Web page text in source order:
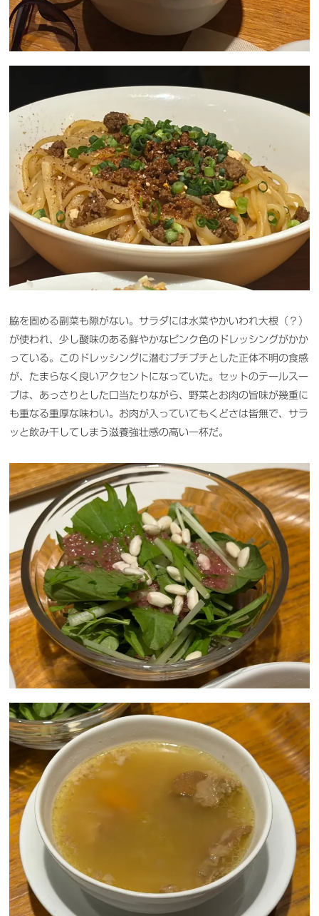
脇を固める副菜も隙がない。サラダには水菜やかいわれ大根（？）
が使われ、少し酸味のある鮮やかなピンク色のドレッシングがかか
っている。このドレッシングに潜むプチプチとした正体不明の食感
が、たまらなく良いアクセントになっていた。セットのテールスー
プは、あっさりとした口当たりながら、野菜とお肉の旨味が幾重に
も重なる重厚な味わい。お肉が入っていてもくどさは皆無で、サラ
ッと飲み干してしまう滋養強壮感の高い一杯だ。